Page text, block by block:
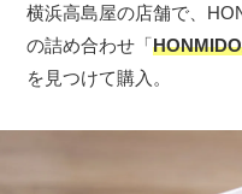
横浜高島屋の店舗で、
の詰め合わせ「
を見つけて購入。